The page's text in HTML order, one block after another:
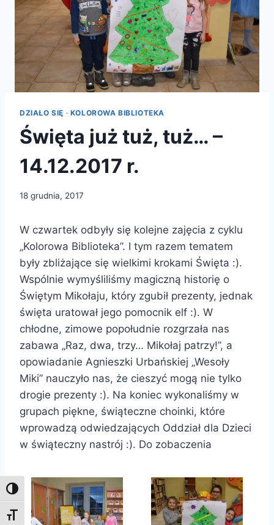
Toggle High Contrast
Toggle Font size
DZIAŁO SIĘ · KOLOROWA BIBLIOTEKA
Święta już tuż, tuż… –
14.12.2017 r.
18 grudnia, 2017
W czwartek odbyły się kolejne zajęcia z cyklu
„Kolorowa Biblioteka”. I tym razem tematem
były zbliżające się wielkimi krokami Święta :).
Wspólnie wymyśliliśmy magiczną historię o
Świętym Mikołaju, który zgubił prezenty, jednak
święta uratował jego pomocnik elf :). W
chłodne, zimowe popołudnie rozgrzała nas
zabawa „Raz, dwa, trzy… Mikołaj patrzy!”, a
opowiadanie Agnieszki Urbańskiej „Wesoły
Miki” nauczyło nas, że cieszyć mogą nie tylko
drogie prezenty :). Na koniec wykonaliśmy w
grupach piękne, świąteczne choinki, które
wprowadzą odwiedzających Oddział dla Dzieci
w świąteczny nastrój :). Do zobaczenia